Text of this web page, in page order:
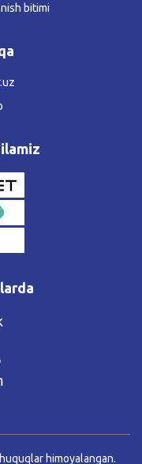
bitimi
himoyalangan.